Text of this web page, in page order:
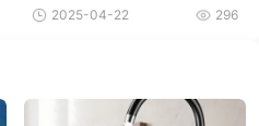
296
2025-04-22